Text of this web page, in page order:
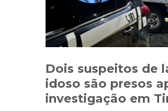
Dois suspeitos de
idoso são presos
investigação em